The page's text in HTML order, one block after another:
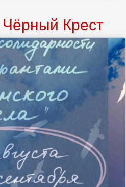
Крест